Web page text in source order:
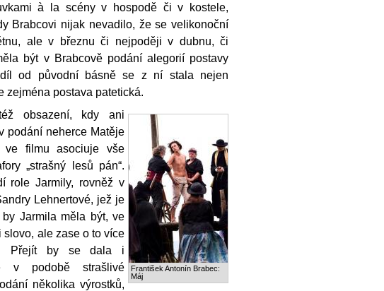
à la scény v hospodě či v kostele,
Brabcovi nijak nevadilo, že se velikonoční
ale v březnu či nejpoději v dubnu, či
být v Brabcově podání alegorií postavy
od původní básně se z ní stala nejen
zejména postava patetická.
František Antonín Brabec:
Máj
obsazení, kdy ani
podání neherce Matěje
ve filmu asociuje vše
„strašný lesů pán“.
role Jarmily, rovněž v
Lehnertové, jež je
Jarmila měla být, ve
ale zase o to více
Přejít by se dala i
v podobě strašlivé
několika výrostků,